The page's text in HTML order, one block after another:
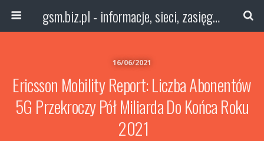
gsm.biz.pl - informacje, sieci, zasięg technologie
16/06/2021
Ericsson Mobility Report: Liczba Abonentów
5G Przekroczy Pół Miliarda Do Końca Roku
2021